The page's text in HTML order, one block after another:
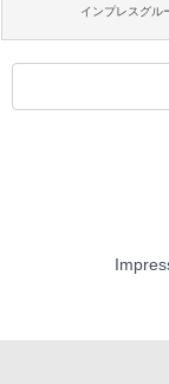
インプレスグル